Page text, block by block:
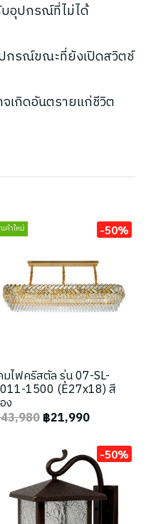
บอุปกรณ์ที่ไม่ได้
กรณ์ขณะที่ยังเปิดสวิตช์
เกิดอันตรายแก่ชีวิต
ค้าใหม่ -50%
มไฟคริสตัล รุ่น 07-SL-
1500 (E27x18) สี
ง
฿21,990
-50%